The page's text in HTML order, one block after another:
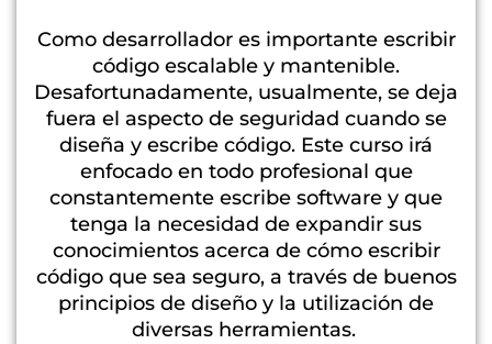
Como desarrollador es importante escribir
código escalable y mantenible.
Desafortunadamente, usualmente, se deja
fuera el aspecto de seguridad cuando se
diseña y escribe código. Este curso irá
enfocado en todo profesional que
constantemente escribe software y que
tenga la necesidad de expandir sus
conocimientos acerca de cómo escribir
código que sea seguro, a través de buenos
principios de diseño y la utilización de
diversas herramientas.